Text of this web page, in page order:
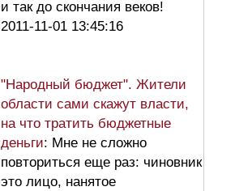
и так до скончания веков!
2011-11-01 13:45:16
"Народный бюджет". Жители
области сами скажут власти,
на что тратить бюджетные
деньги: Мне не сложно
повториться еще раз: чиновник
это лицо, нанятое